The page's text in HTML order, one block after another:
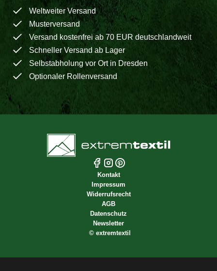
Weltweiter Versand
Musterversand
Versand kostenfrei ab 70 EUR deutschlandweit
Schneller Versand ab Lager
Selbstabholung vor Ort in Dresden
Optionaler Rollenversand
Kontakt
Impressum
Widerrufsrecht
AGB
Datenschutz
Newsletter
© extremtextil